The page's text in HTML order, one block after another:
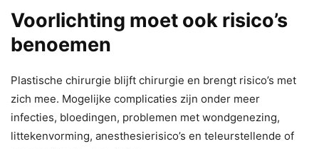
Voorlichting moet ook risico’s
benoemen
Plastische chirurgie blijft chirurgie en brengt risico’s met
zich mee. Mogelijke complicaties zijn onder meer
infecties, bloedingen, problemen met wondgenezing,
littekenvorming, anesthesierisico’s en teleurstellende of